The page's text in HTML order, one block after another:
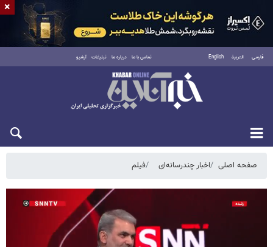
فارسی العربية English تماس با ما درباره ما تبلیغات آرشیو
پنجشنبه ۱۵ مرداد ۱۴۰۵
صفحه اصلی اخبار چندرسانه‌ای فیلم
×